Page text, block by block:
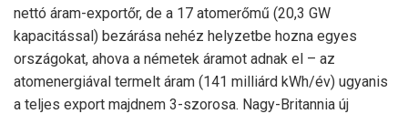
nettó áram-exportőr, de a 17 atomerőmű (20,3 GW
kapacitással) bezárása nehéz helyzetbe hozna egyes
országokat, ahova a németek áramot adnak el – az
atomenergiával termelt áram (141 milliárd kWh/év) ugyanis
a teljes export majdnem 3-szorosa. Nagy-Britannia új